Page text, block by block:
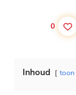
0
Inhoud toon